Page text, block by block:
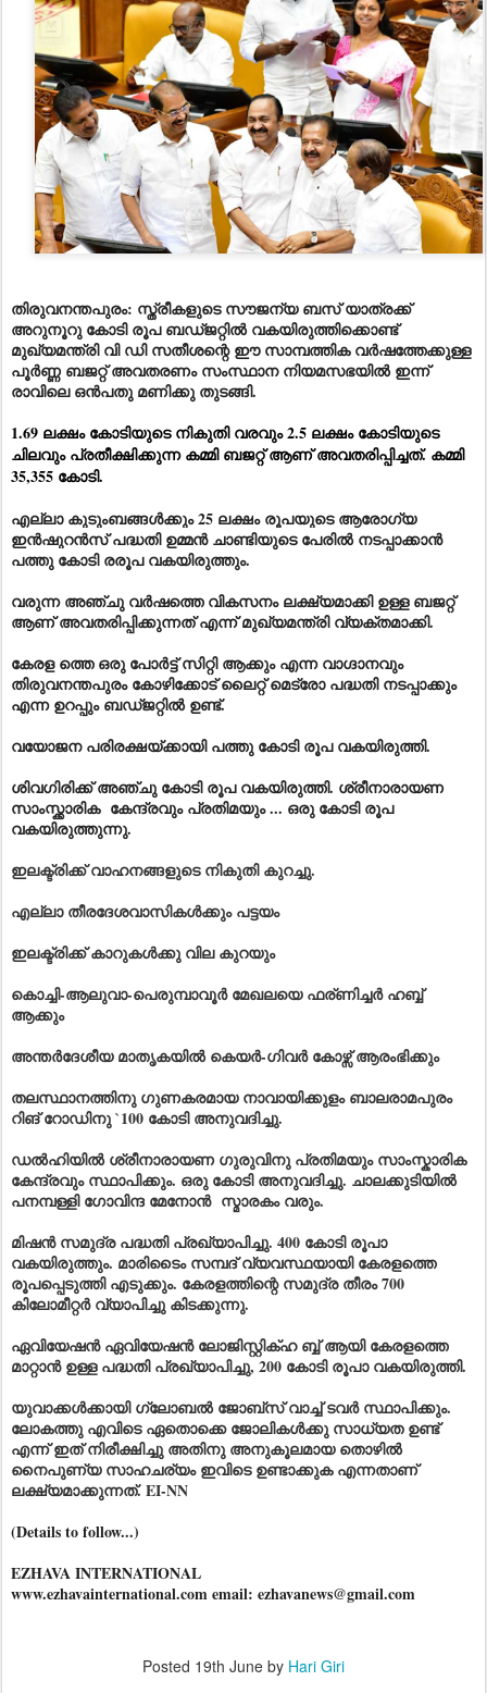
തിരുവനന്തപുരം: സ്ത്രീകളുടെ സൗജന്യ ബസ് യാത്രക്ക്
അറുനൂറു കോടി രൂപ ബഡ്ജറ്റിൽ വകയിരുത്തിക്കൊണ്ട്
മുഖ്യമന്ത്രി വി ഡി സതീശന്റെ ഈ സാമ്പത്തിക വർഷത്തേക്കുള്ള
പൂർണ്ണ ബജറ്റ് അവതരണം സംസ്ഥാന നിയമസഭയിൽ ഇന്ന്
രാവിലെ ഒൻപതു മണിക്കു തുടങ്ങി.
1.69 ലക്ഷം കോടിയുടെ നികുതി വരവും 2.5 ലക്ഷം കോടിയുടെ
ചിലവും പ്രതീക്ഷിക്കുന്ന കമ്മി ബജറ്റ് ആണ് അവതരിപ്പിച്ചത്. കമ്മി
35,355 കോടി.
എല്ലാ കുടുംബങ്ങൾക്കും 25 ലക്ഷം രൂപയുടെ ആരോഗ്യ
ഇൻഷുറൻസ് പദ്ധതി ഉമ്മൻ ചാണ്ടിയുടെ പേരിൽ നടപ്പാക്കാൻ
പത്തു കോടി രരൂപ വകയിരുത്തും.
വരുന്ന അഞ്ചു വർഷത്തെ വികസനം ലക്ഷ്യമാക്കി ഉള്ള ബജറ്റ്
ആണ് അവതരിപ്പിക്കുന്നത് എന്ന് മുഖ്യമന്ത്രി വ്യക്തമാക്കി.
കേരള ത്തെ ഒരു പോർട്ട് സിറ്റി ആക്കും എന്ന വാഗ്ദാനവും
തിരുവനന്തപുരം കോഴിക്കോട് ലൈറ്റ് മെട്രോ പദ്ധതി നടപ്പാക്കും
എന്ന ഉറപ്പും ബഡ്ജറ്റിൽ ഉണ്ട്.
വയോജന പരിരക്ഷയ്ക്കായി പത്തു കോടി രൂപ വകയിരുത്തി.
ശിവഗിരിക്ക് അഞ്ചു കോടി രൂപ വകയിരുത്തി. ശ്രീനാരായണ
സാംസ്ക്കാരിക കേന്ദ്രവും പ്രതിമയും ... ഒരു കോടി രൂപ
വകയിരുത്തുന്നു.
ഇലക്ട്രിക്ക് വാഹനങ്ങളുടെ നികുതി കുറച്ചു.
എല്ലാ തീരദേശവാസികൾക്കും പട്ടയം
ഇലക്ട്രിക്ക് കാറുകൾക്കു വില കുറയും
കൊച്ചി-ആലുവാ-പെരുമ്പാവൂർ മേഖലയെ ഫര്ണിച്ചർ ഹബ്ബ്
ആക്കും
അന്തർദേശീയ മാതൃകയിൽ കെയർ-ഗിവർ കോഴ്സ് ആരംഭിക്കും
തലസ്ഥാനത്തിനു ഗുണകരമായ നാവായിക്കുളം ബാലരാമപുരം
റിങ് റോഡിനു `100 കോടി അനുവദിച്ചു.
ഡൽഹിയിൽ ശ്രീനാരായണ ഗുരുവിനു പ്രതിമയും സാംസ്കാരിക
കേന്ദ്രവും സ്ഥാപിക്കും. ഒരു കോടി അനുവദിച്ചു. ചാലക്കുടിയിൽ
പനമ്പള്ളി ഗോവിന്ദ മേനോൻ സ്മാരകം വരും.
മിഷൻ സമുദ്ര പദ്ധതി പ്രഖ്യാപിച്ചു. 400 കോടി രൂപാ
വകയിരുത്തും. മാരിടൈം സമ്പദ് വ്യവസ്ഥയായി കേരളത്തെ
രൂപപ്പെടുത്തി എടുക്കും. കേരളത്തിന്റെ സമുദ്ര തീരം 700
കിലോമീറ്റർ വ്യാപിച്ചു കിടക്കുന്നു.
ഏവിയേഷൻ ഏവിയേഷൻ ലോജിസ്റ്റിക്ഹ ബ്ബ് ആയി കേരളത്തെ
മാറ്റാൻ ഉള്ള പദ്ധതി പ്രഖ്യാപിച്ചു, 200 കോടി രൂപാ വകയിരുത്തി.
യുവാക്കൾക്കായി ഗ്ലോബൽ ജോബ്സ് വാച്ച് ടവർ സ്ഥാപിക്കും.
ലോകത്തു എവിടെ ഏതൊക്കെ ജോലികൾക്കു സാധ്യത ഉണ്ട്
എന്ന് ഇത് നിരീക്ഷിച്ചു അതിനു അനുകൂലമായ തൊഴിൽ
നൈപുണ്യ സാഹചര്യം ഇവിടെ ഉണ്ടാക്കുക എന്നതാണ്
ലക്ഷ്യമാക്കുന്നത്. EI-NN
(Details to follow...)
EZHAVA INTERNATIONAL
www.ezhavainternational.com email: ezhavanews@gmail.com
Posted 19th June by Hari Giri